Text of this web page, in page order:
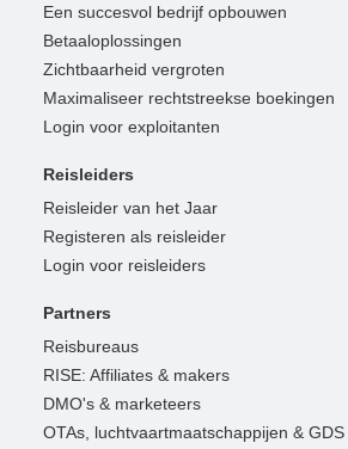
Een succesvol bedrijf opbouwen
Betaaloplossingen
Zichtbaarheid vergroten
Maximaliseer rechtstreekse boekingen
Login voor exploitanten
Reisleiders
Reisleider van het Jaar
Registeren als reisleider
Login voor reisleiders
Partners
Reisbureaus
RISE: Affiliates & makers
DMO's & marketeers
OTAs, luchtvaartmaatschappijen & GDS